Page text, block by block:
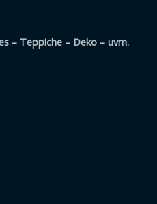
– Teppiche – Deko – uvm.